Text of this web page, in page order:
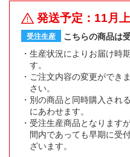
発送予定：11月
受注生産
こちらの商品は
生産状況によりお届け時
す。
ご注文内容の変更ができ
さい。
別の商品と同時購入され
にあわせます。
受注生産商品となります
間内であっても早期に受
ざいます。